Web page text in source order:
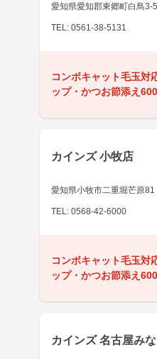
愛知県愛知郡東郷町白鳥3-5
TEL: 0561-38-5131
コンボキャット毛玉対
ップ・かつお節添え
カインズ 小牧店
愛知県小牧市二重堀芒原81
TEL: 0568-42-6000
コンボキャット毛玉対
ップ・かつお節添え
カインズ 名古屋み